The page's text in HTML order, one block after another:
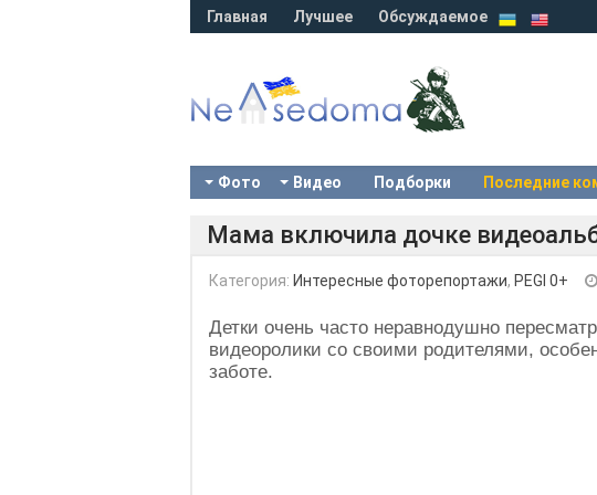
Главная Лучшее Обсуждаемое
Фото Видео Подборки Последние
Мама включила дочке
Категория: Интересные фоторепортажи, PEGI 0+
Детки очень часто неравнодушно
видеоролики со своими родителями,
заботе.